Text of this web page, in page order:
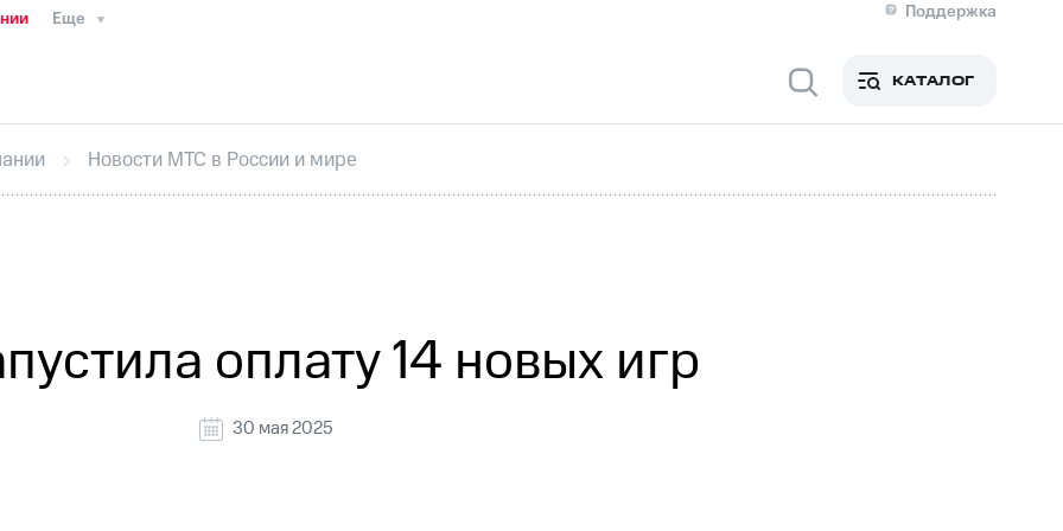
Еще
Поддержка
Медиа-центр
ИнтервьюФинансовая отчетностьКонтактыНовости в регионе
секретарьРаскрытие информации
кабинет акционераАкционерный капиталКонтроль и аудитРынок акций
КАТАЛОГ
Новости МТС в России и мире
оплату 14 новых игр
30 мая 2025